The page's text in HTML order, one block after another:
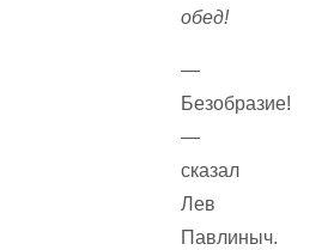
обед!
—
Безобразие!
—
сказал
Лев
Павлиныч.